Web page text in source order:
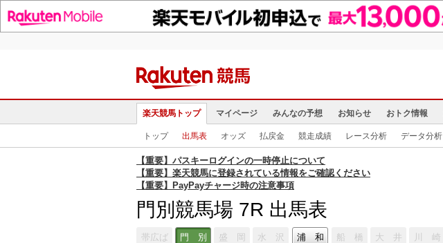
楽天競馬トップ マイページ みんなの予想 お知らせ おトク情報
トップ 出馬表 オッズ 払戻金 競走成績 レース分析 データ分析
【重要】パスキーログインの一時停止について
【重要】楽天競馬に登録されている情報をご確認ください
【重要】PayPayチャージ時の注意事項
門別競馬場 7R 出馬表
帯広ば 門 別 盛 岡 水 沢 浦 和 船 橋 大 井 川 崎